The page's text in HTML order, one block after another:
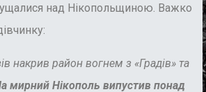
над Нікопольщиною. Важко
накрив район вогнем з «Градів» та
мирний Нікополь випустив понад